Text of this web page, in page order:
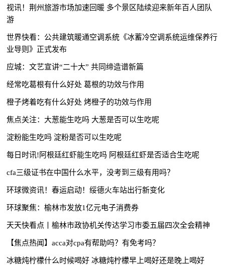
视讯！荆州旅游市场加速回暖 多个景区陆续迎来新年百人团队
游
世界快看：公共建筑暖通空调系统《冰蓄冷空调系统运维保养行
业导则》正式发布
应城：文艺宣讲“二十大” 共同缔造谱新篇
经常吃葛根有什么好处 葛根的功效与作用
橙子烤着吃有什么好处 烤橙子的功效与作用
焦点关注：大葱能生吃吗 大葱是否可以生吃呢
淀粉能生吃吗 淀粉是否可以生吃呢
每日时讯!阿根廷红虾能生吃吗 阿根廷红虾是否适合生吃呢
cfa三级证书在中国什么水平，没考到三级有用吗？
环球微资讯！春运启动！绥德火车站出行新变化
环球聚焦：榆林市发放1亿元电子消费券
天天快看点丨榆林市政协机关传达学习市委五届四次全会精神
【焦点热闻】acca对cpa有帮助吗？有免考吗？
冰糖炖柠檬什么时候喝好 冰糖炖柠檬早上喝好还是晚上喝好